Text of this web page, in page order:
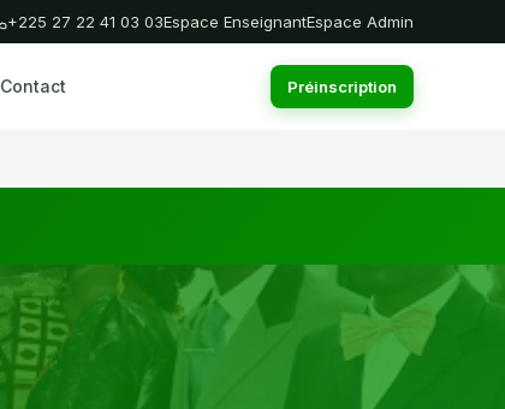
+225 27 22 41 03 03Espace EnseignantEspace Admin
Contact Préinscription